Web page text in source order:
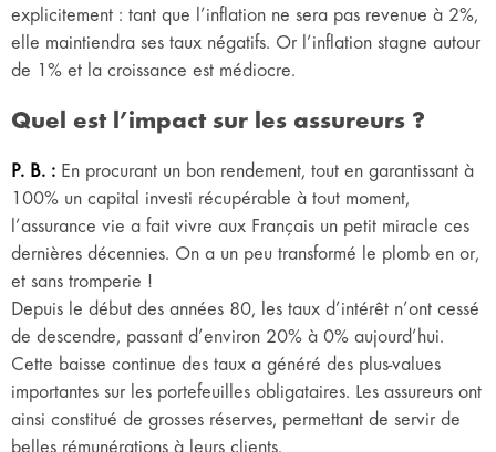
explicitement : tant que l’inflation ne sera pas revenue à 2%,
elle maintiendra ses taux négatifs. Or l’inflation stagne autour
de 1% et la croissance est médiocre.
Quel est l’impact sur les assureurs ?
P. B. : En procurant un bon rendement, tout en garantissant à
100% un capital investi récupérable à tout moment,
l’assurance vie a fait vivre aux Français un petit miracle ces
dernières décennies. On a un peu transformé le plomb en or,
et sans tromperie !
Depuis le début des années 80, les taux d’intérêt n’ont cessé
de descendre, passant d’environ 20% à 0% aujourd’hui.
Cette baisse continue des taux a généré des plus-values
importantes sur les portefeuilles obligataires. Les assureurs ont
ainsi constitué de grosses réserves, permettant de servir de
belles rémunérations à leurs clients.